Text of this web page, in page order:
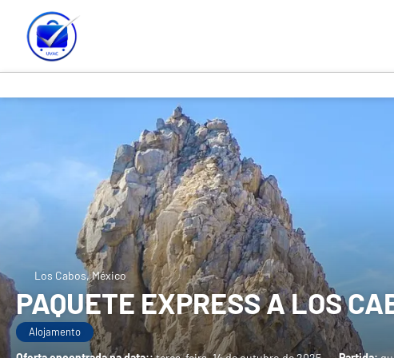
Los Cabos, México
PAQUETE EXPRESS A LOS
Alojamento